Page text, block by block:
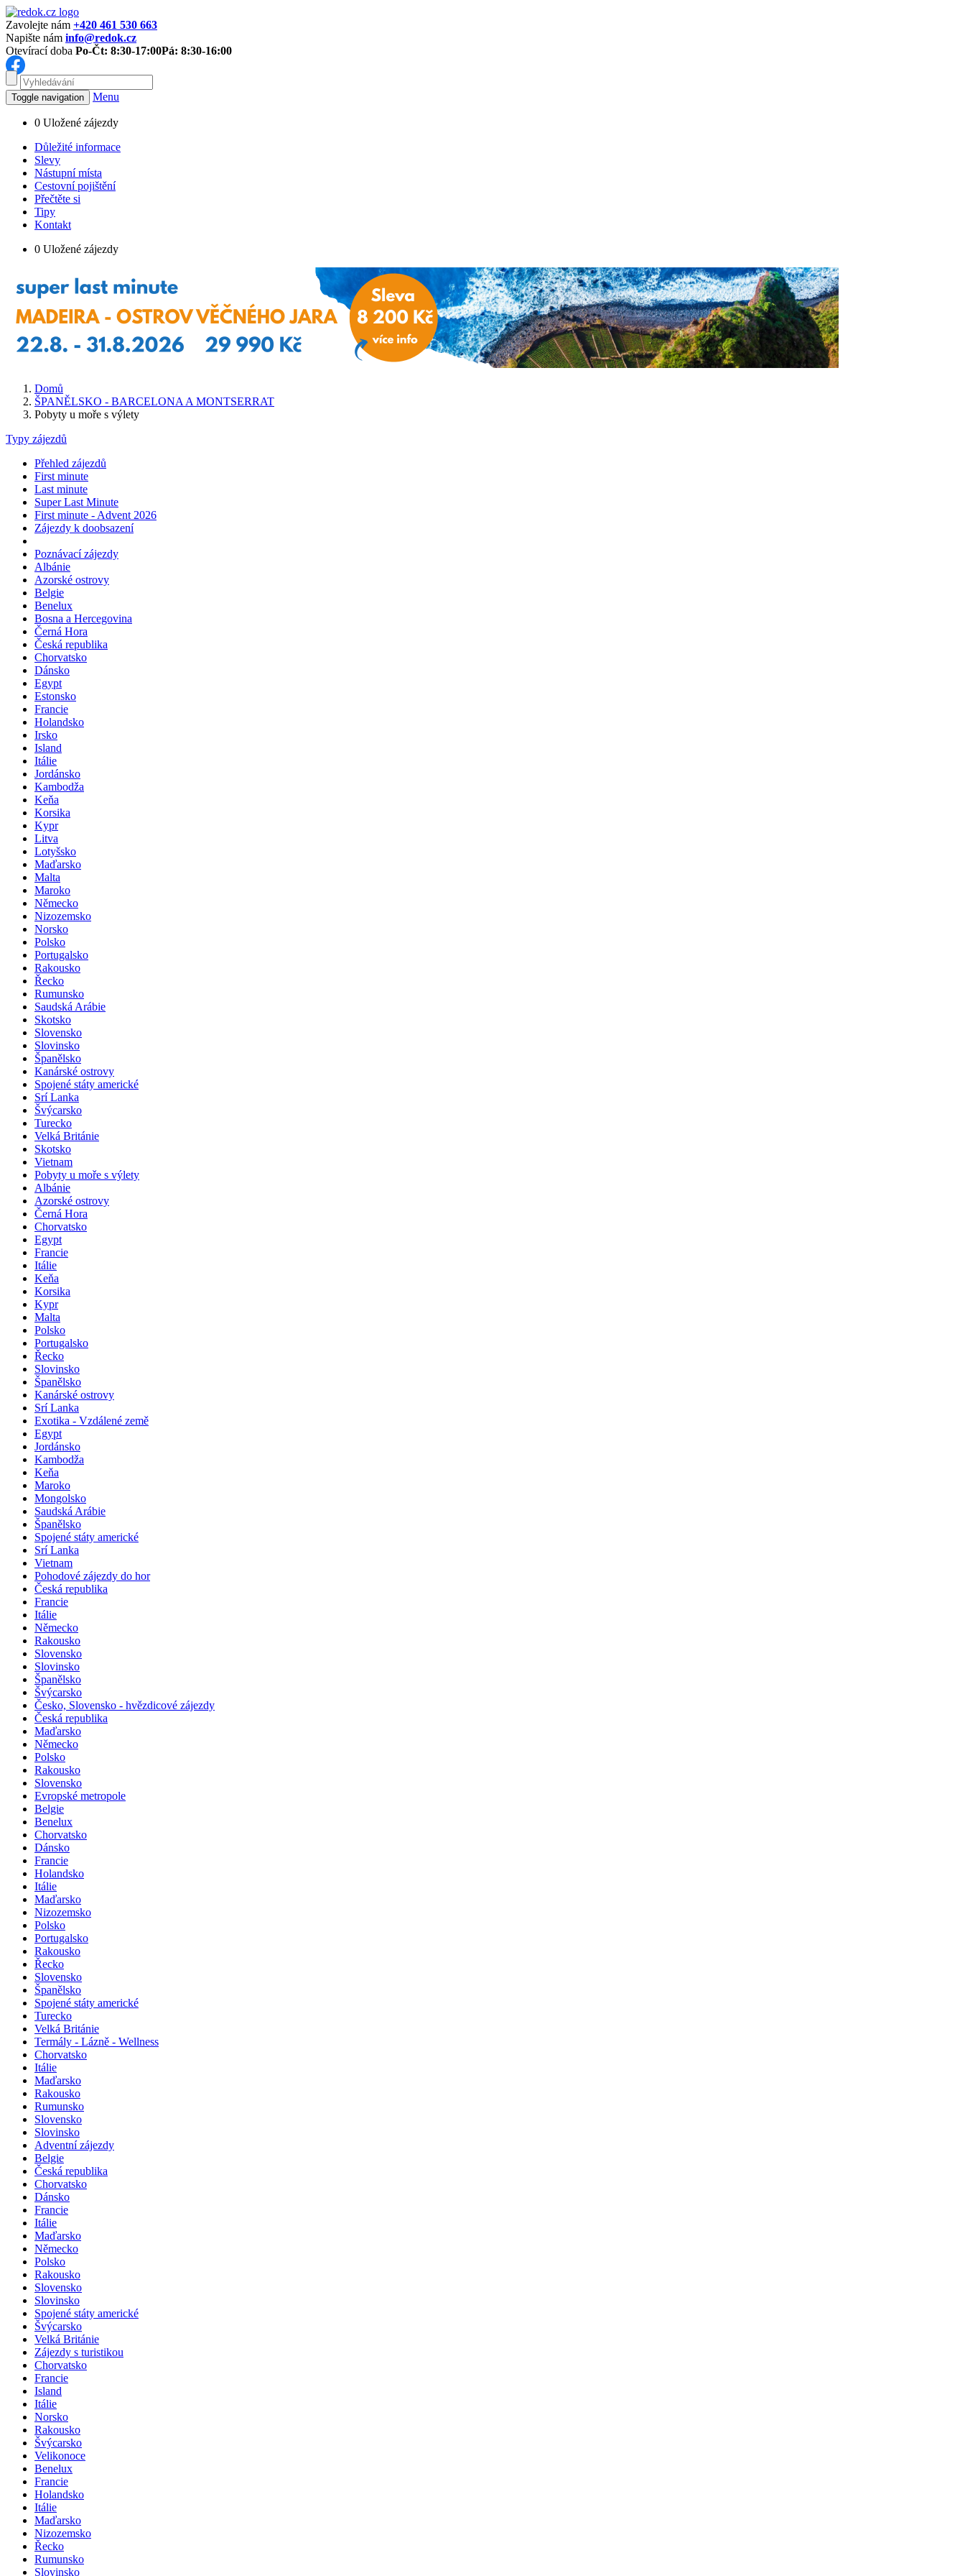
Zavolejte nám +420 461 530 663
Napište nám info@redok.cz
Otevírací doba Po-Čt: 8:30-17:00Pá: 8:30-16:00
Toggle navigation Menu
0 Uložené zájezdy
Důležité informace
Slevy
Nástupní místa
Cestovní pojištění
Přečtěte si
Tipy
Kontakt
0 Uložené zájezdy
Domů
ŠPANĚLSKO - BARCELONA A MONTSERRAT
Pobyty u moře s výlety
Typy zájezdů
Přehled zájezdů
First minute
Last minute
Super Last Minute
First minute - Advent 2026
Zájezdy k doobsazení
Poznávací zájezdy
Albánie
Azorské ostrovy
Belgie
Benelux
Bosna a Hercegovina
Černá Hora
Česká republika
Chorvatsko
Dánsko
Egypt
Estonsko
Francie
Holandsko
Irsko
Island
Itálie
Jordánsko
Kambodža
Keňa
Korsika
Kypr
Litva
Lotyšsko
Maďarsko
Malta
Maroko
Německo
Nizozemsko
Norsko
Polsko
Portugalsko
Rakousko
Řecko
Rumunsko
Saudská Arábie
Skotsko
Slovensko
Slovinsko
Španělsko
Kanárské ostrovy
Spojené státy americké
Srí Lanka
Švýcarsko
Turecko
Velká Británie
Skotsko
Vietnam
Pobyty u moře s výlety
Albánie
Azorské ostrovy
Černá Hora
Chorvatsko
Egypt
Francie
Itálie
Keňa
Korsika
Kypr
Malta
Polsko
Portugalsko
Řecko
Slovinsko
Španělsko
Kanárské ostrovy
Srí Lanka
Exotika - Vzdálené země
Egypt
Jordánsko
Kambodža
Keňa
Maroko
Mongolsko
Saudská Arábie
Španělsko
Spojené státy americké
Srí Lanka
Vietnam
Pohodové zájezdy do hor
Česká republika
Francie
Itálie
Německo
Rakousko
Slovensko
Slovinsko
Španělsko
Švýcarsko
Česko, Slovensko - hvězdicové zájezdy
Česká republika
Maďarsko
Německo
Polsko
Rakousko
Slovensko
Evropské metropole
Belgie
Benelux
Chorvatsko
Dánsko
Francie
Holandsko
Itálie
Maďarsko
Nizozemsko
Polsko
Portugalsko
Rakousko
Řecko
Slovensko
Španělsko
Spojené státy americké
Turecko
Velká Británie
Termály - Lázně - Wellness
Chorvatsko
Itálie
Maďarsko
Rakousko
Rumunsko
Slovensko
Slovinsko
Adventní zájezdy
Belgie
Česká republika
Chorvatsko
Dánsko
Francie
Itálie
Maďarsko
Německo
Polsko
Rakousko
Slovensko
Slovinsko
Spojené státy americké
Švýcarsko
Velká Británie
Zájezdy s turistikou
Chorvatsko
Francie
Island
Itálie
Norsko
Rakousko
Švýcarsko
Velikonoce
Benelux
Francie
Holandsko
Itálie
Maďarsko
Nizozemsko
Řecko
Rumunsko
Slovinsko